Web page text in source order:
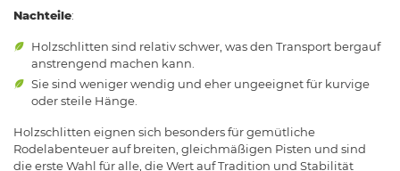
Nachteile:
Holzschlitten sind relativ schwer, was den Transport bergauf
anstrengend machen kann.
Sie sind weniger wendig und eher ungeeignet für kurvige
oder steile Hänge.
Holzschlitten eignen sich besonders für gemütliche
Rodelabenteuer auf breiten, gleichmäßigen Pisten und sind
die erste Wahl für alle, die Wert auf Tradition und Stabilität